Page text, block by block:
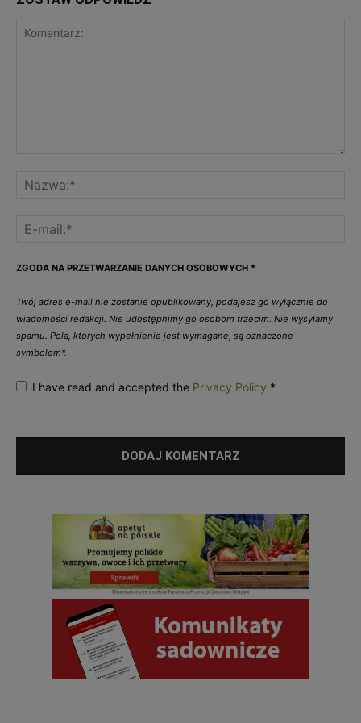
ZGODA NA PRZETWARZANIE DANYCH OSOBOWYCH *
Twój adres e-mail nie zostanie opublikowany, podajesz go wyłącznie do
wiadomości redakcji. Nie udostępnimy go osobom trzecim. Nie wysyłamy
spamu. Pola, których wypełnienie jest wymagane, są oznaczone
symbolem*.
I have read and accepted the Privacy Policy *